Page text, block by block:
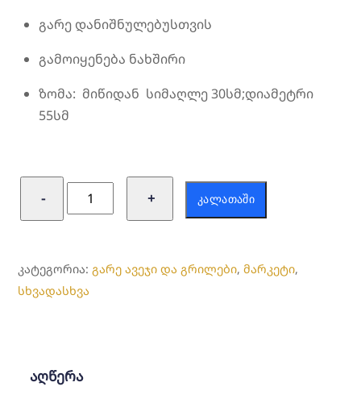
გარე დანიშნულებუსთვის
გამოიყენება ნახშირი
ზომა: მიწიდან სიმაღლე 30სმ;დიამეტრი
55სმ
−
რაოდენობა:
BBQ
+ ᲙᲐᲚᲐᲗᲐᲨᲘ
ᲙᲐᲢᲔᲒᲝᲠᲘᲐ:გარე ავეჯი და გრილები,მარკეტი,
სხვადასხვა
აღწერა